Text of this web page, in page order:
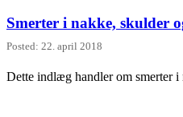
Smerter i nakke, skulder
Posted: 22. april 2018
Dette indlæg handler om smerter